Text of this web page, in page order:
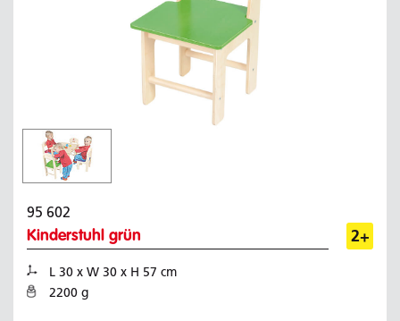
95 602
Kinderstuhl grün 2+
L 30 x W 30 x H 57 cm
2200 g